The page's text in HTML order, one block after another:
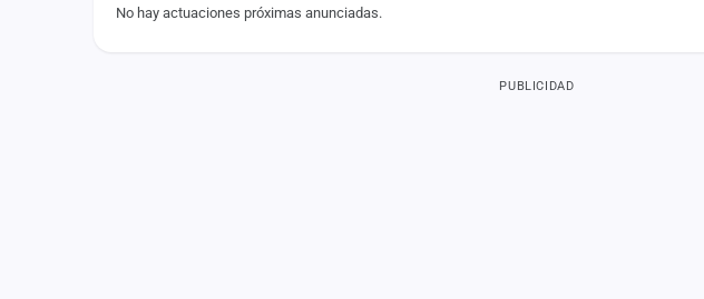
No hay actuaciones próximas anunciadas.
PUBLICIDAD